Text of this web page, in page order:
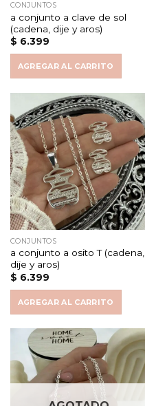
CONJUNTOS
a conjunto a clave de sol
(cadena, dije y aros)
$ 6.399
AGREGAR AL CARRITO
CONJUNTOS
a conjunto a osito T (cadena,
dije y aros)
$ 6.399
AGREGAR AL CARRITO